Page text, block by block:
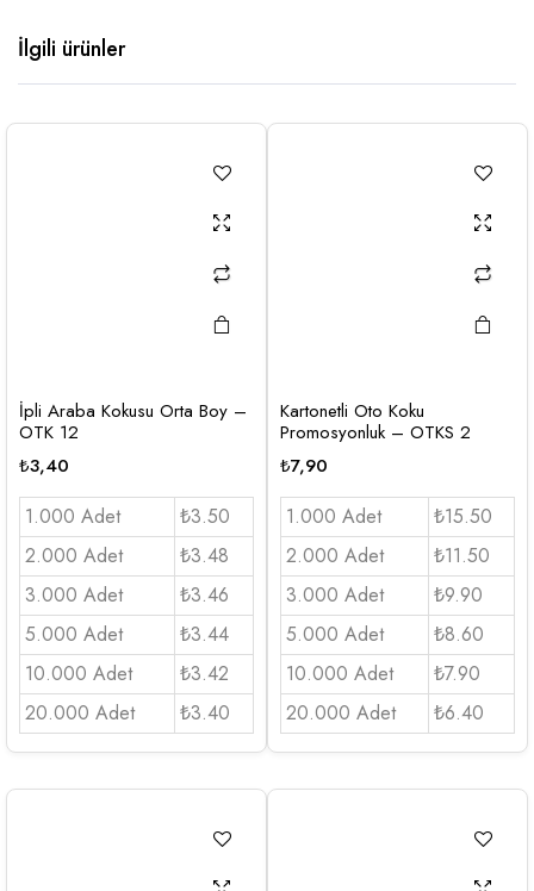
İlgili ürünler
İpli Araba Kokusu Orta Boy –
OTK 12
₺3,40
1.000 Adet
₺3.50
2.000 Adet
₺3.48
3.000 Adet
₺3.46
5.000 Adet
₺3.44
10.000 Adet
₺3.42
20.000 Adet
₺3.40
Kartonetli Oto Koku
Promosyonluk – OTKS 2
₺7,90
1.000 Adet
₺15.50
2.000 Adet
₺11.50
3.000 Adet
₺9.90
5.000 Adet
₺8.60
10.000 Adet
₺7.90
20.000 Adet
₺6.40